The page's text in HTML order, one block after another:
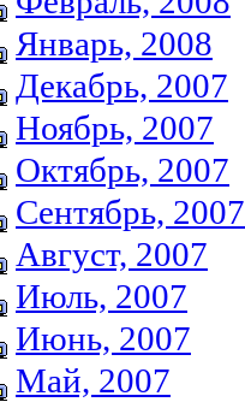
Январь, 2008
Декабрь, 2007
Ноябрь, 2007
Октябрь, 2007
Сентябрь, 2007
Август, 2007
Июль, 2007
Июнь, 2007
Май, 2007